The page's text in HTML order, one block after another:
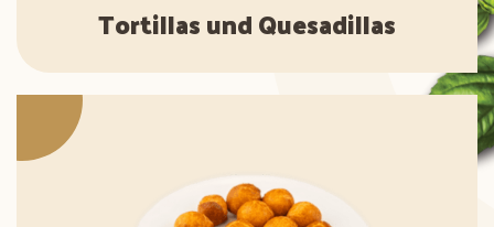
Tortillas und Quesadillas